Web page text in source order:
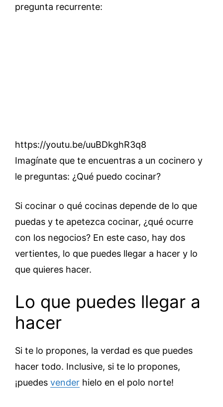
pregunta recurrente:
https://youtu.be/uuBDkghR3q8
Imagínate que te encuentras a un cocinero y
le preguntas: ¿Qué puedo cocinar?
Si cocinar o qué cocinas depende de lo que
puedas y te apetezca cocinar, ¿qué ocurre
con los negocios? En este caso, hay dos
vertientes, lo que puedes llegar a hacer y lo
que quieres hacer.
Lo que puedes llegar a
hacer
Si te lo propones, la verdad es que puedes
hacer todo. Inclusive, si te lo propones,
¡puedes vender hielo en el polo norte!